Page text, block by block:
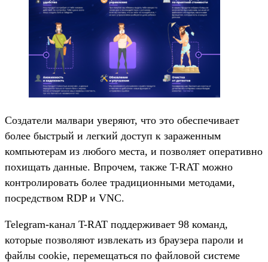
Создатели малвари уверяют, что это обеспечивает
более быстрый и легкий доступ к зараженным
компьютерам из любого места, и позволяет оперативно
похищать данные. Впрочем, также T-RAT можно
контролировать более традиционными методами,
посредством RDP и VNC.
Telegram-канал T-RAT поддерживает 98 команд,
которые позволяют извлекать из браузера пароли и
файлы cookie, перемещаться по файловой системе